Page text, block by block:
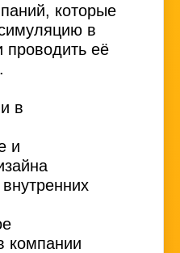
которые
в
проводить её
в
и
компании